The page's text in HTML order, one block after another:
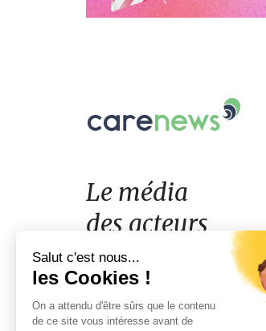
Le
acteurs
de
l'engagement
Le média
des acteurs
de l'engagement
Salut c'est nous...
les Cookies !
On a attendu d'être sûrs que le contenu
de ce site vous intéresse avant de